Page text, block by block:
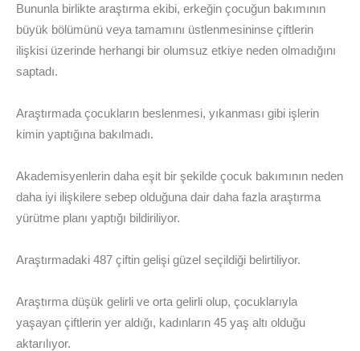
Bununla birlikte araştırma ekibi, erkeğin çocuğun bakımının
büyük bölümünü veya tamamını üstlenmesininse çiftlerin
ilişkisi üzerinde herhangi bir olumsuz etkiye neden olmadığını
saptadı.
Araştırmada çocukların beslenmesi, yıkanması gibi işlerin
kimin yaptığına bakılmadı.
Akademisyenlerin daha eşit bir şekilde çocuk bakımının neden
daha iyi ilişkilere sebep olduğuna dair daha fazla araştırma
yürütme planı yaptığı bildiriliyor.
Araştırmadaki 487 çiftin gelişi güzel seçildiği belirtiliyor.
Araştırma düşük gelirli ve orta gelirli olup, çocuklarıyla
yaşayan çiftlerin yer aldığı, kadınların 45 yaş altı olduğu
aktarılıyor.